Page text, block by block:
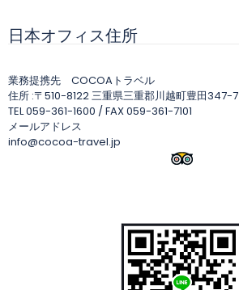
日本オフィス住所
業務提携先 COCOAトラベル
住所 :〒510-8122 三重県三重郡川越町豊田347-7
TEL 059-361-1600 / FAX 059-361-7101
メールアドレス
info@cocoa-travel.jp